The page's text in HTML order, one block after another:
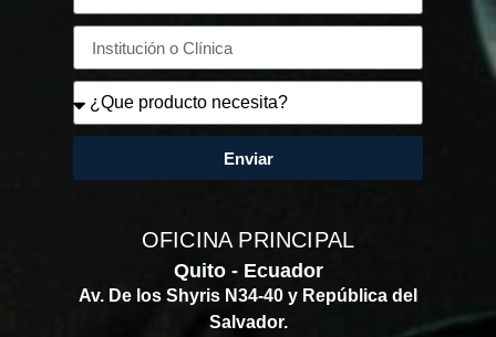
Enviar
OFICINA PRINCIPAL
Quito - Ecuador
Av. De los Shyris N34-40 y República del
Salvador.